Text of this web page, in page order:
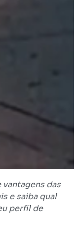
das
e saiba qual
perfil de